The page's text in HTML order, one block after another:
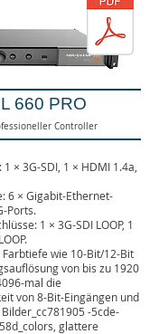
660 PRO
Controller
× 3G-SDI, 1 × HDMI 1.4a,
6 × Gigabit-Ethernet-
Ports.
1 × 3G-SDI LOOP, 1
wie 10-Bit/12-Bit
von bis zu 1920
mal die
von 8-Bit-Eingängen und
-5cde-
glattere